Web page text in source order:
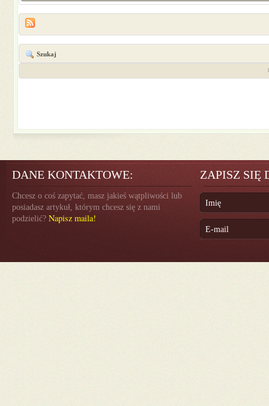
Szukaj
DANE KONTAKTOWE:
Chcesz o coś zapytać, masz jakieś wątpliwości lub
posiadasz artykuł, którym chcesz się z nami
podzielić? Napisz maila!
ZAPISZ SIĘ